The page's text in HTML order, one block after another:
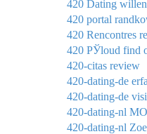
420 Dating willen
420 portal
420 Rencontres
420 РЎloud find
420-citas review
420-dating-de
420-dating-de
420-dating-nl
420-dating-nl